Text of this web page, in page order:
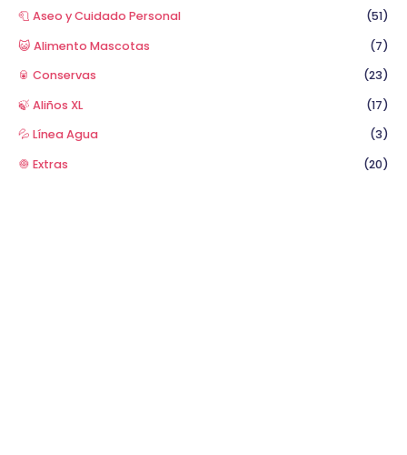
🧻 Aseo y Cuidado Personal
(51)
😺 Alimento Mascotas
(7)
🥫 Conservas
(23)
🍃 Aliños XL
(17)
💦 Línea Agua
(3)
🧅 Extras
(20)